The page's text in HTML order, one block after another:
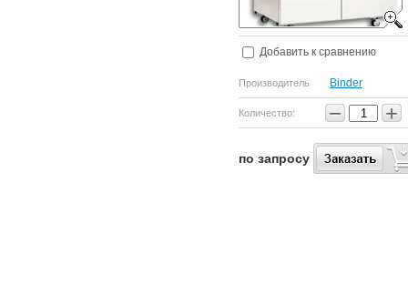
Добавить к сравнению
Производитель Binder
Количество: − +
по запросу